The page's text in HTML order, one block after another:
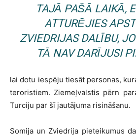
TAJĀ PAŠĀ LAIKĀ,
ATTURĒJIES
ZVIEDRIJAS DALĪBU,
TĀ NAV DARĪJUSI
lai dotu iespēju tiesāt personas,
teroristiem. Ziemeļvalstis pērn
Turciju par šī jautājuma risināšanu.
Somija un Zviedrija pieteikumus